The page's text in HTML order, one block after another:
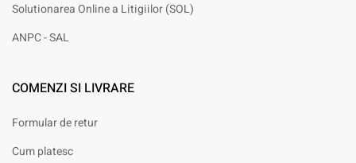
Solutionarea Online a Litigiilor (SOL)
ANPC - SAL
COMENZI SI LIVRARE
Formular de retur
Cum platesc